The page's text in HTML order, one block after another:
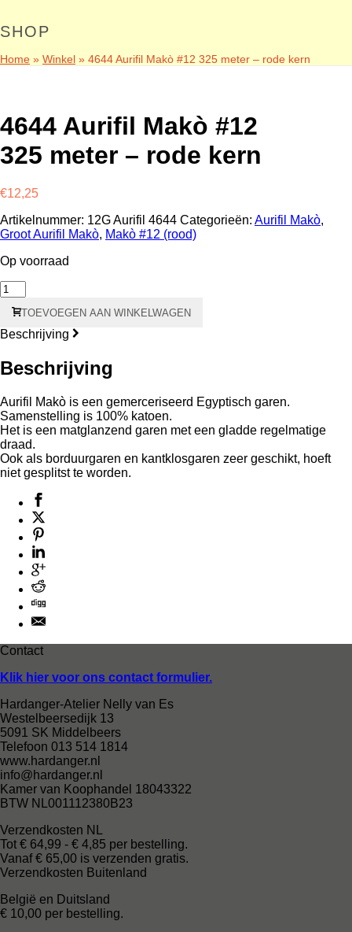
SHOP
Home » Winkel » 4644 Aurifil Makò #12 325 meter – rode kern
4644 Aurifil Makò #12
325 meter – rode kern
€12,25
Artikelnummer: 12G Aurifil 4644 Categorieën: Aurifil Makò,
Groot Aurifil Makò, Makò #12 (rood)
Op voorraad
4644
Aurifil
Makò
#12
-
kern
aantal
TOEVOEGEN AAN WINKELWAGEN
Beschrijving
Beschrijving
Aurifil Makò is een gemerceriseerd Egyptisch garen.
Samenstelling is 100% katoen.
Het is een matglanzend garen met een gladde regelmatige
draad.
Ook als borduurgaren en kantklosgaren zeer geschikt, hoeft
niet gesplitst te worden.
Contact
Klik hier voor ons contact formulier.
Hardanger-Atelier Nelly van Es
Westelbeersedijk 13
5091 SK Middelbeers
Telefoon 013 514 1814
www.hardanger.nl
info@hardanger.nl
Kamer van Koophandel 18043322
BTW NL001112380B23
Verzendkosten NL
Tot € 64,99 - € 4,85 per bestelling.
Vanaf € 65,00 is verzenden gratis.
Verzendkosten Buitenland
België en Duitsland
€ 10,00 per bestelling.